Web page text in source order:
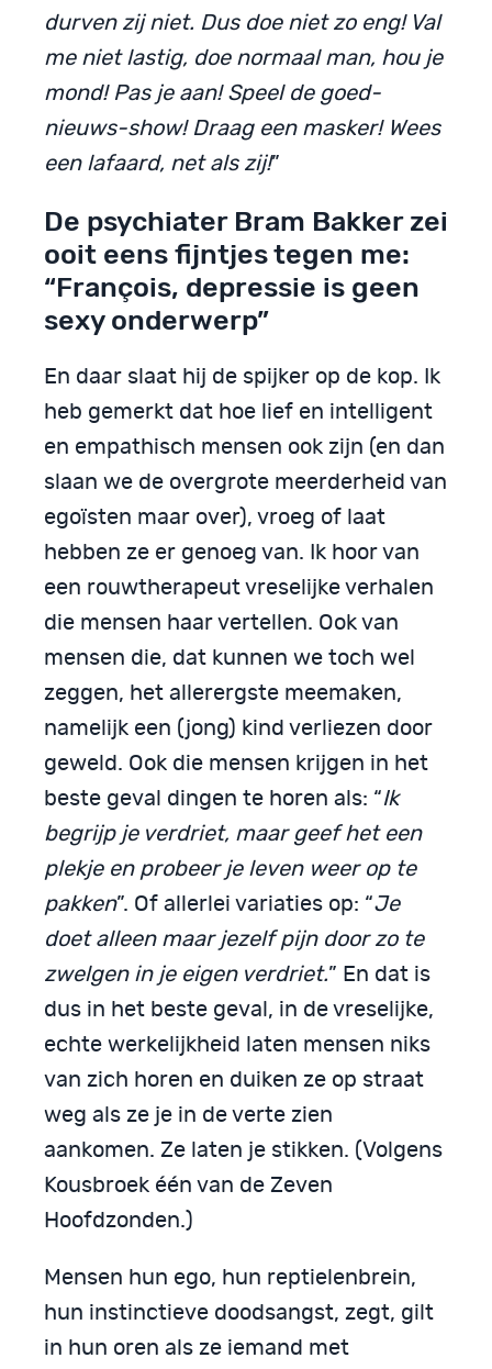
durven zij niet. Dus doe niet zo eng! Val
me niet lastig, doe normaal man, hou je
mond! Pas je aan! Speel de goed-
nieuws-show! Draag een masker! Wees
een lafaard, net als zij!”
De psychiater Bram Bakker zei
ooit eens fijntjes tegen me:
“François, depressie is geen
sexy onderwerp”
En daar slaat hij de spijker op de kop. Ik
heb gemerkt dat hoe lief en intelligent
en empathisch mensen ook zijn (en dan
slaan we de overgrote meerderheid van
egoïsten maar over), vroeg of laat
hebben ze er genoeg van. Ik hoor van
een rouwtherapeut vreselijke verhalen
die mensen haar vertellen. Ook van
mensen die, dat kunnen we toch wel
zeggen, het allerergste meemaken,
namelijk een (jong) kind verliezen door
geweld. Ook die mensen krijgen in het
beste geval dingen te horen als: “Ik
begrijp je verdriet, maar geef het een
plekje en probeer je leven weer op te
pakken”. Of allerlei variaties op: “Je
doet alleen maar jezelf pijn door zo te
zwelgen in je eigen verdriet.” En dat is
dus in het beste geval, in de vreselijke,
echte werkelijkheid laten mensen niks
van zich horen en duiken ze op straat
weg als ze je in de verte zien
aankomen. Ze laten je stikken. (Volgens
Kousbroek één van de Zeven
Hoofdzonden.)
Mensen hun ego, hun reptielenbrein,
hun instinctieve doodsangst, zegt, gilt
in hun oren als ze iemand met